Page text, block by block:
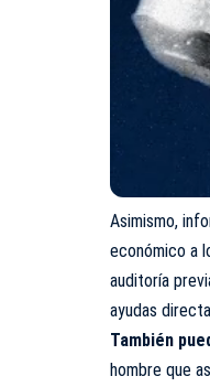
Asimismo,
económico a
auditoría
ayudas
También
hombre que